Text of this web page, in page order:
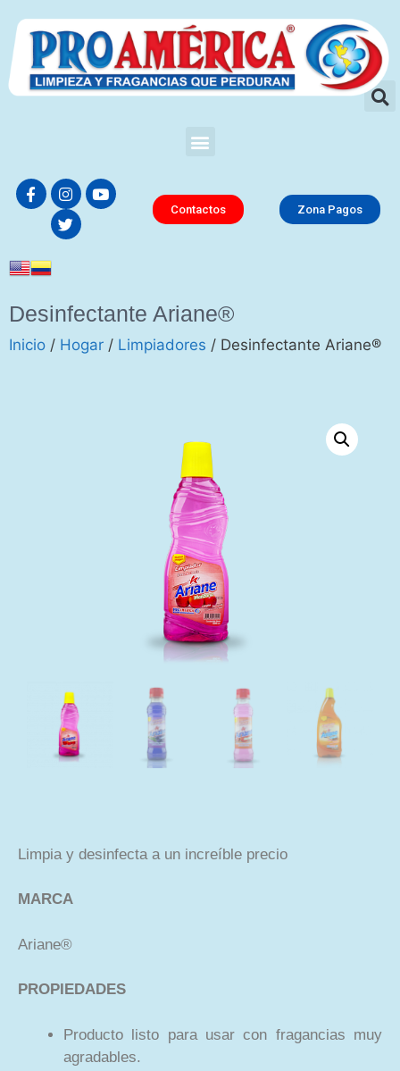
Contactos Zona Pagos
Desinfectante Ariane®
Inicio / Hogar / Limpiadores / Desinfectante Ariane®
Limpia y desinfecta a un increíble precio
MARCA
Ariane®
PROPIEDADES
Producto listo para usar con fragancias muy
agradables.